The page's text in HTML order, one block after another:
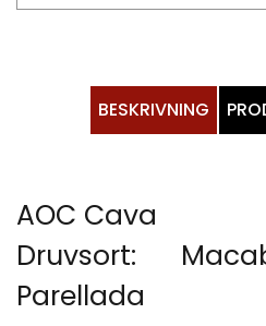
BESKRIVNING
AOC Cava
Druvsort:
Parellada